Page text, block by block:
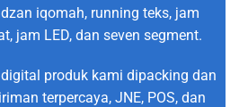
iqomah, running teks, jam
jam LED, dan seven segment.
produk kami dipacking dan
terpercaya, JNE, POS, dan